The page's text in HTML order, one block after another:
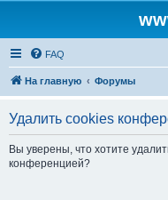
FAQ
На главную Форумы
Удалить cookies
Вы уверены, что хотите
конференцией?